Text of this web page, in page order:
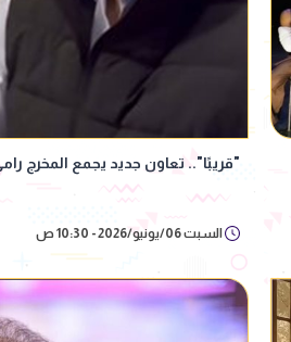
"قريبًا".. تعاون جديد يجمع المخرج
السبت 06/يونيو/2026 - 10:30 ص